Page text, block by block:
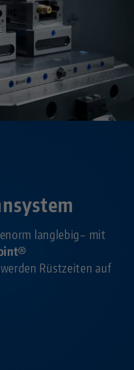
langlebig– mit
werden Rüstzeiten auf